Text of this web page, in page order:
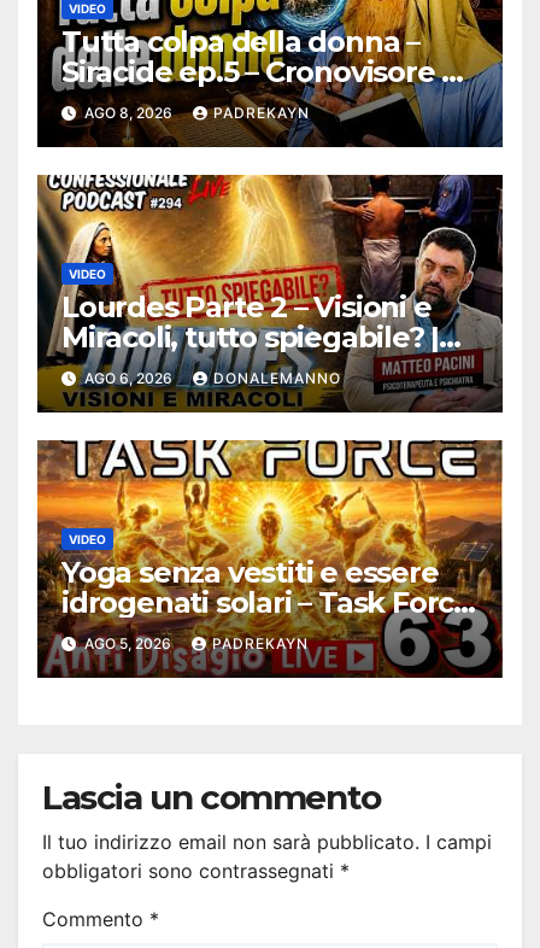
VIDEO
Tutta colpa della donna –
Siracide ep.5 – Cronovisore e
Bibbia
AGO 8, 2026 PADREKAYN
VIDEO
Lourdes Parte 2 – Visioni e
Miracoli, tutto spiegabile? |
Debunking |
#ConfessionalePodcast 294
AGO 6, 2026 DONALEMANNO
VIDEO
Yoga senza vestiti e essere
idrogenati solari – Task Force
Antidisagio ep. 63
AGO 5, 2026 PADREKAYN
Lascia un commento
Il tuo indirizzo email non sarà pubblicato. I campi
obbligatori sono contrassegnati *
Commento *